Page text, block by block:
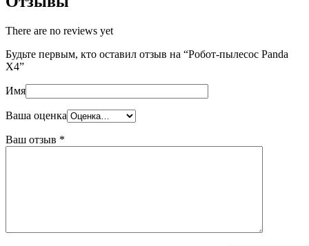
There are no reviews yet
Будьте первым, кто оставил отзыв на “Робот-пылесос Panda
X4”
Имя
Ваша оценка
Ваш отзыв *